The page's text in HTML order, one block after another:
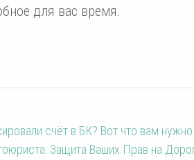
для вас время.
счёт в БК? Вот что вам нужно
Защита Ваших Прав на